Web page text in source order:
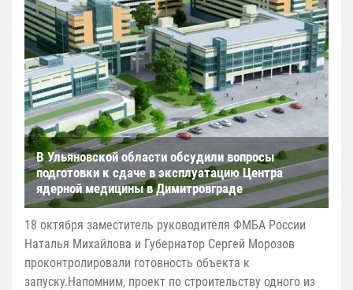
В Ульяновской области обсудили вопросы
подготовки к сдаче в эксплуатацию Центра
ядерной медицины в Димитровграде
18 октября заместитель руководителя ФМБА России
Наталья Михайлова и Губернатор Сергей Морозов
проконтролировали готовность объекта к
запуску.Напомним, проект по строительству одного из